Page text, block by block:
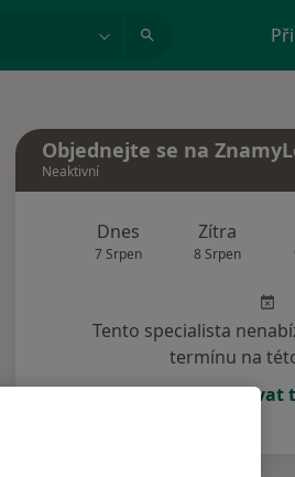
Objednejte se na
Neaktivní
Dnes
7 Srpen
Zítra
8 Srpen
Tento specialista
termínu na
Rezervovat